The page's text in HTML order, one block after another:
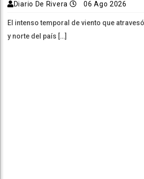
Diario De Rivera 06 Ago 2026
El intenso temporal de viento que
y norte del país […]